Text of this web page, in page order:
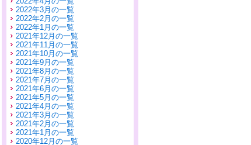
2022年3月の一覧
2022年2月の一覧
2022年1月の一覧
2021年12月の一覧
2021年11月の一覧
2021年10月の一覧
2021年9月の一覧
2021年8月の一覧
2021年7月の一覧
2021年6月の一覧
2021年5月の一覧
2021年4月の一覧
2021年3月の一覧
2021年2月の一覧
2021年1月の一覧
2020年12月の一覧